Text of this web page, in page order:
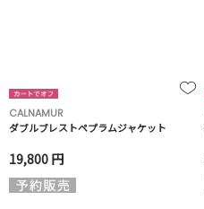
CALNAMUR
ダブルブレストペプラムジャケット
19,800 円